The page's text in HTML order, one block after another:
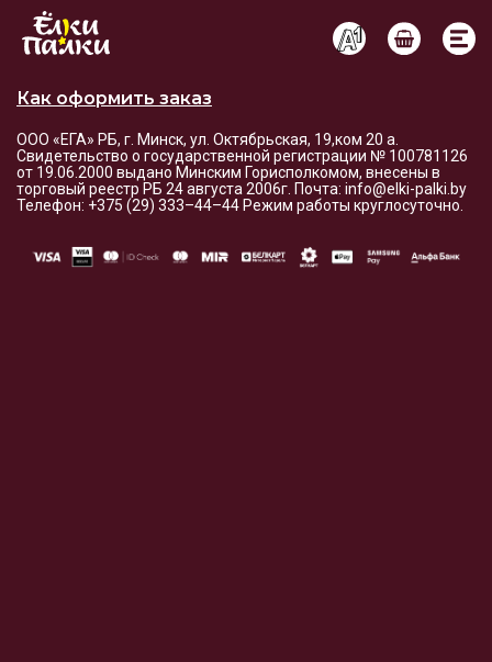
Условия оплаты и доставки
Как оформить заказ
ООО «ЕГА» РБ, г. Минск, ул. Октябрьская, 19,ком 20 а.
Свидетельство о государственной регистрации № 100781126
от 19.06.2000 выдано Минским Горисполкомом, внесены в
торговый реестр РБ 24 августа 2006г. Почта: info@elki-palki.by
Телефон: +375 (29) 333–44–44 Режим работы круглосуточно.